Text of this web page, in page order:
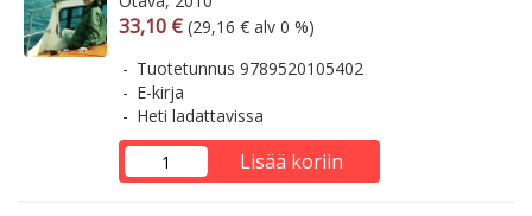
Arvonlisäverollinen hinta
33,10 € Arvonlisäveroton hinta
(29,16 € alv 0 %)
Tuotetunnus 9789520105402
E-kirja
Heti ladattavissa
Lisää koriin